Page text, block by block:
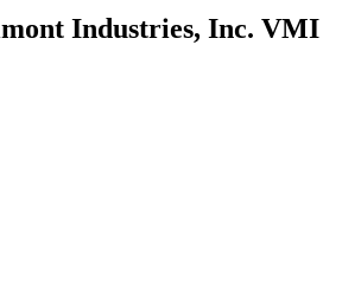
Industries, Inc. VMI